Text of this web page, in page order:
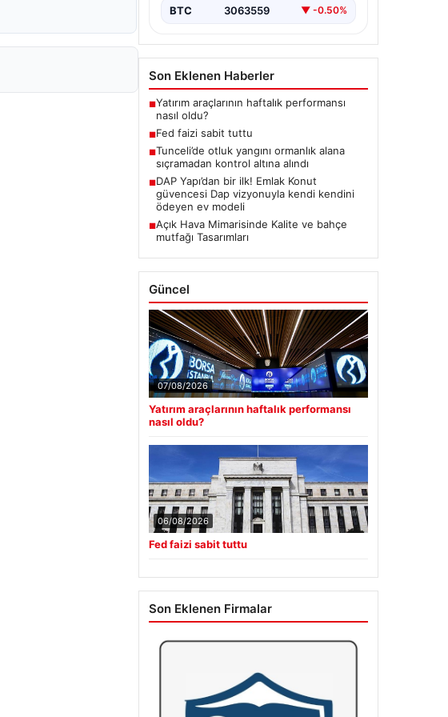
BTC 3063559 ▼ -0.50%
Son Eklenen Haberler
■Yatırım araçlarının haftalık performansı
nasıl oldu?
■Fed faizi sabit tuttu
■Tunceli’de otluk yangını ormanlık alana
sıçramadan kontrol altına alındı
■DAP Yapı’dan bir ilk! Emlak Konut
güvencesi Dap vizyonuyla kendi kendini
ödeyen ev modeli
■Açık Hava Mimarisinde Kalite ve bahçe
mutfağı Tasarımları
Güncel
07/08/2026
Yatırım araçlarının haftalık performansı
nasıl oldu?
06/08/2026
Fed faizi sabit tuttu
Son Eklenen Firmalar